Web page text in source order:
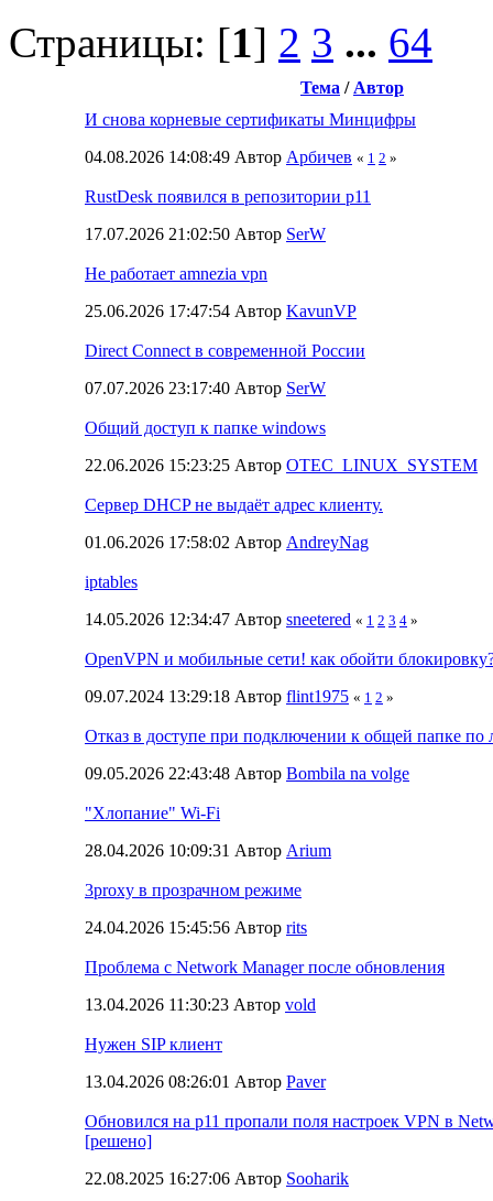
Страницы: [1] 2 3 ... 64
Тема / Автор
И снова корневые сертификаты Минцифры
04.08.2026 14:08:49 Автор Арбичев « 1 2 »
RustDesk появился в репозитории p11
17.07.2026 21:02:50 Автор SerW
Не работает amnezia vpn
25.06.2026 17:47:54 Автор KavunVP
Direct Connect в современной России
07.07.2026 23:17:40 Автор SerW
Общий доступ к папке windows
22.06.2026 15:23:25 Автор OTEC_LINUX_SYSTEM
Сервер DHCP не выдаёт адрес клиенту.
01.06.2026 17:58:02 Автор AndreyNag
iptables
14.05.2026 12:34:47 Автор sneetered « 1 2 3 4 »
OpenVPN и мобильные сети! как обойти
09.07.2024 13:29:18 Автор flint1975 « 1 2 »
Отказ в доступе при подключении к общей папке по
09.05.2026 22:43:48 Автор Bombila na volge
"Хлопание" Wi-Fi
28.04.2026 10:09:31 Автор Arium
3proxy в прозрачном режиме
24.04.2026 15:45:56 Автор rits
Проблема с Network Manager после обновления
13.04.2026 11:30:23 Автор vold
Нужен SIP клиент
13.04.2026 08:26:01 Автор Paver
Обновился на p11 пропали поля настроек VPN в
[решено]
22.08.2025 16:27:06 Автор Sooharik